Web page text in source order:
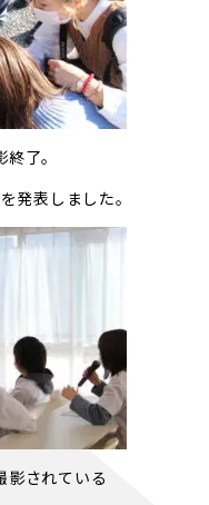
了。
発表しました。
影されている